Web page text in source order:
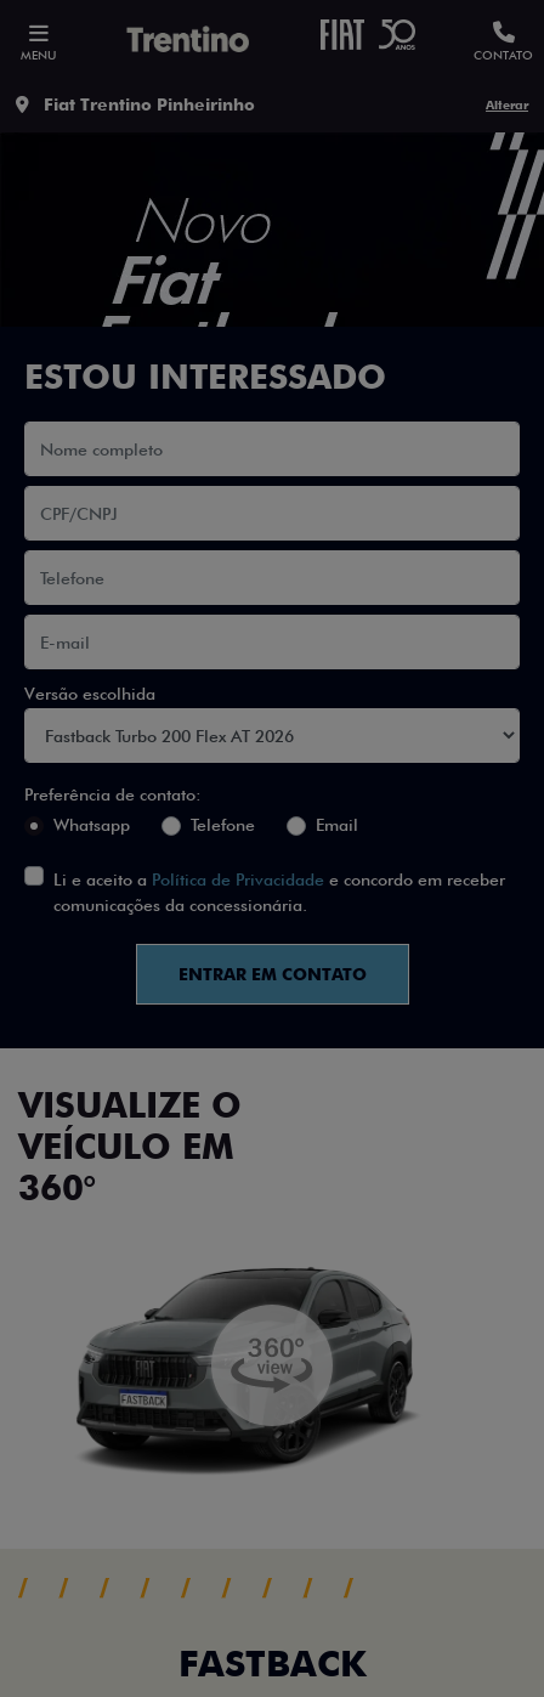
MENU CONTATO
Fiat Trentino Pinheirinho Alterar
ESTOU INTERESSADO
Versão escolhida
Preferência de contato:
Whatsapp
Telefone Email
Li e aceito a Política de Privacidade e concordo em receber
comunicações da concessionária.
ENTRAR EM CONTATO
VISUALIZE O
VEÍCULO EM
360°
FASTBACK